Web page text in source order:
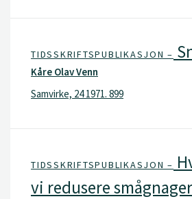
TIDSSKRIFTSPUBLIKASJON –
Kåre Olav Venn
Samvirke, 24 1971. 899
TIDSSKRIFTSPUBLIKASJON –
vi redusere